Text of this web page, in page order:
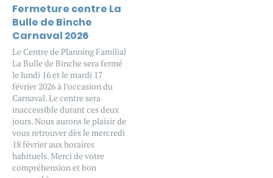
Fermeture centre La
Bulle de Binche
Carnaval 2026
Le Centre de Planning Familial
La Bulle de Binche sera fermé
le lundi 16 et le mardi 17
février 2026 à l’occasion du
Carnaval. Le centre sera
inaccessible durant ces deux
jours. Nous aurons le plaisir de
vous retrouver dès le mercredi
18 février aux horaires
habituels. Merci de votre
compréhension et bon